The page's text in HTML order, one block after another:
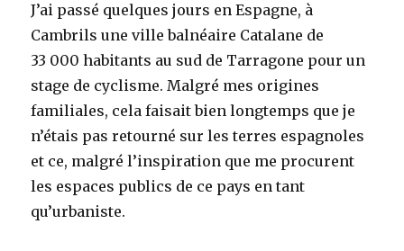
c
e
b
o
o
k
i
t
t
e
r
a
i
l
n
k
e
d
I
n
r
t
a
g
e
r
J’ai passé quelques jours en Espagne, à
Cambrils une ville balnéaire Catalane de
33 000 habitants au sud de Tarragone pour un
stage de cyclisme. Malgré mes origines
familiales, cela faisait bien longtemps que je
n’étais pas retourné sur les terres espagnoles
et ce, malgré l’inspiration que me procurent
les espaces publics de ce pays en tant
qu’urbaniste.